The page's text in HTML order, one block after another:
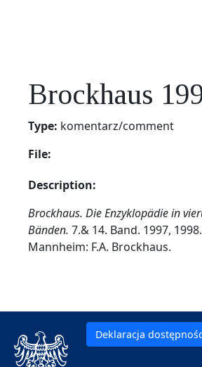
Brockhaus
Type: komentarz/comment
File:
Description:
Brockhaus. Die Enzyklopädie in
Bänden. 7.& 14. Band. 1997,
Mannheim: F.A. Brockhaus.
Deklaracja